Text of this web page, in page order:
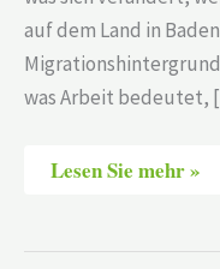
auf dem Land in
was Arbeit bedeutet,
Lesen Sie mehr »